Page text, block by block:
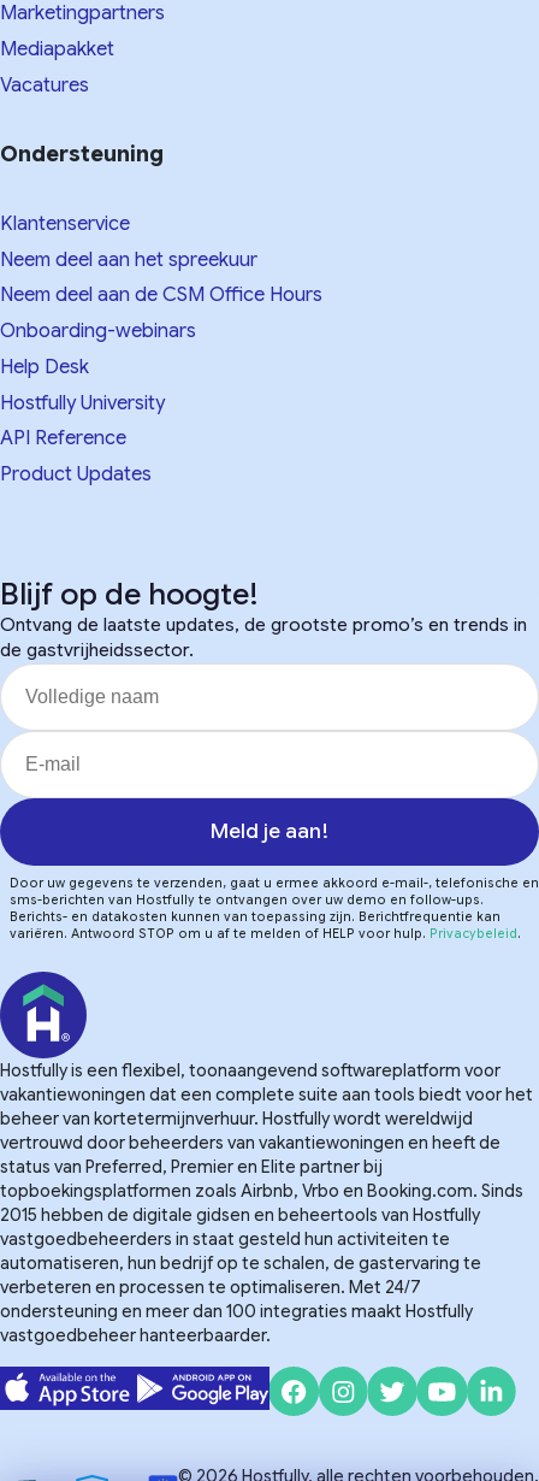
Marketingpartners
Mediapakket
Vacatures
Ondersteuning
Klantenservice
Neem deel aan het spreekuur
Neem deel aan de CSM Office Hours
Onboarding-webinars
Help Desk
Hostfully University
API Reference
Product Updates
Blijf op de hoogte!
Ontvang de laatste updates, de grootste promo’s en trends in
de gastvrijheidssector.
Meld je aan!
Door uw gegevens te verzenden, gaat u ermee akkoord e-mail-, telefonische en
sms-berichten van Hostfully te ontvangen over uw demo en follow-ups.
Berichts- en datakosten kunnen van toepassing zijn. Berichtfrequentie kan
variëren. Antwoord STOP om u af te melden of HELP voor hulp. Privacybeleid.
Hostfully is een flexibel, toonaangevend softwareplatform voor
vakantiewoningen dat een complete suite aan tools biedt voor het
beheer van kortetermijnverhuur. Hostfully wordt wereldwijd
vertrouwd door beheerders van vakantiewoningen en heeft de
status van Preferred, Premier en Elite partner bij
topboekingsplatformen zoals Airbnb, Vrbo en Booking.com. Sinds
2015 hebben de digitale gidsen en beheertools van Hostfully
vastgoedbeheerders in staat gesteld hun activiteiten te
automatiseren, hun bedrijf op te schalen, de gastervaring te
verbeteren en processen te optimaliseren. Met 24/7
ondersteuning en meer dan 100 integraties maakt Hostfully
vastgoedbeheer hanteerbaarder.
© 2026 Hostfully, alle rechten voorbehouden.